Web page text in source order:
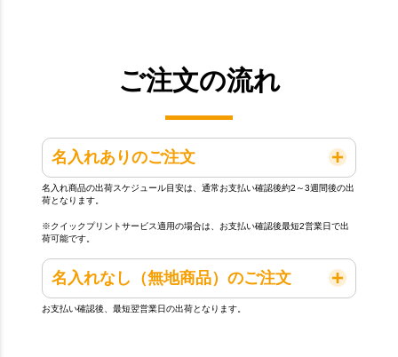
ご注文の流れ
名入れありのご注文
名入れ商品の出荷スケジュール目安は、通常お支払い確認後約2～3週間後の出
荷となります。
※クイックプリントサービス適用の場合は、お支払い確認後最短2営業日で出
荷可能です。
名入れなし（無地商品）のご注文
お支払い確認後、最短翌営業日の出荷となります。